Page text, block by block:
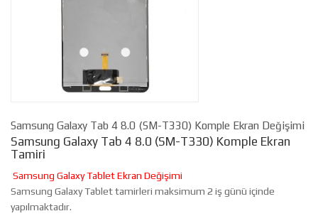
Samsung Galaxy Tab 4 8.0 (SM-T330) Komple Ekran Değişimi
Samsung Galaxy Tab 4 8.0 (SM-T330) Komple Ekran
Tamiri
Samsung Galaxy Tablet Ekran Değişimi
Samsung Galaxy Tablet tamirleri maksimum 2 iş günü içinde
yapılmaktadır.